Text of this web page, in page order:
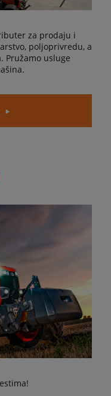
za prodaju i
poljoprivredu, a
Pružamo usluge